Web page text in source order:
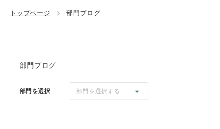
トップページ 部門ブログ
部門ブログ
部門を選択 部門を選択する